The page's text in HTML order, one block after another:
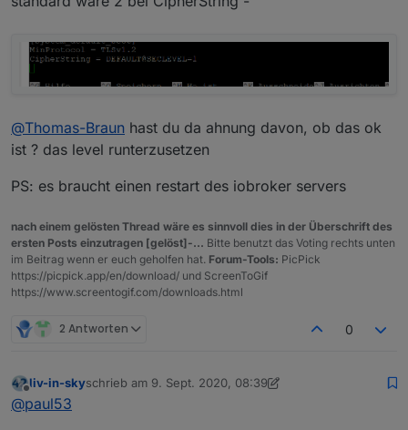
@Thomas-Braun hast du da ahnung davon, ob das ok
ist ? das level runterzusetzen
PS: es braucht einen restart des iobroker servers
nach einem gelösten Thread wäre es sinnvoll dies in der Überschrift des
ersten Posts einzutragen [gelöst]-... Bitte benutzt das Voting rechts unten
im Beitrag wenn er euch geholfen hat. Forum-Tools: PicPick
https://picpick.app/en/download/ und ScreenToGif
https://www.screentogif.com/downloads.html
2 Antworten 0
Offline
liv-in-skyschrieb am 9. Sept. 2020, 08:39
zuletzt editiert von liv-in-sky9. Sept. 2020, 10:39
@paul53